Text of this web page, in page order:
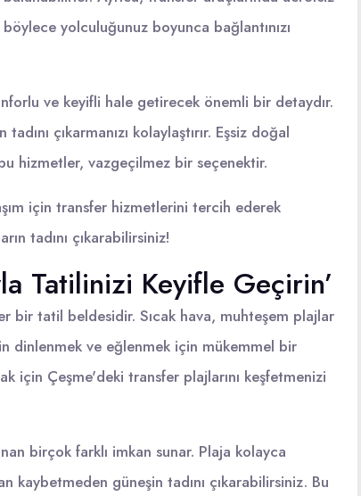
yolculuğunuz boyunca bağlantınızı
ve keyifli hale getirecek önemli bir detaydır.
çıkarmanızı kolaylaştırır. Eşsiz doğal
hizmetler, vazgeçilmez bir seçenektir.
için transfer hizmetlerini tercih ederek
tadını çıkarabilirsiniz!
Tatilinizi Keyifle Geçirin’
bir tatil beldesidir. Sıcak hava, muhteşem plajlar
dinlenmek ve eğlenmek için mükemmel bir
için Çeşme'deki transfer plajlarını keşfetmenizi
birçok farklı imkan sunar. Plaja kolayca
kaybetmeden güneşin tadını çıkarabilirsiniz. Bu